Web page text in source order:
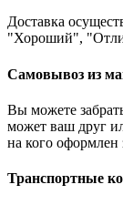
Доставка
"Хороший",
Самовывоз из
Вы можете
может ваш друг
на кого оформлен
Транспортные